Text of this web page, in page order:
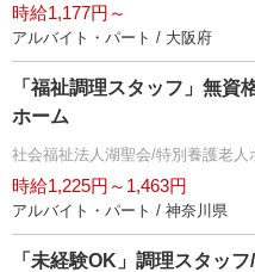
時給1,177円～
アルバイト・パート / 大阪府
「福祉調理スタッフ」無資
ホーム
社会福祉法人湖聖会/特別養護老人
時給1,225円～1,463円
アルバイト・パート / 神奈川県
「未経験OK」調理スタッ